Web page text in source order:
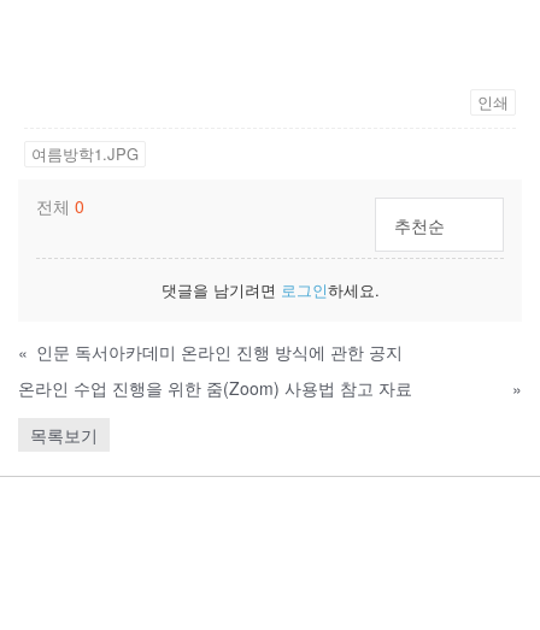
인쇄
여름방학1.JPG
전체 0
추천순
댓글을 남기려면 로그인하세요.
« 인문 독서아카데미 온라인 진행 방식에 관한 공지
온라인 수업 진행을 위한 줌(Zoom) 사용법 참고 자료
»
목록보기